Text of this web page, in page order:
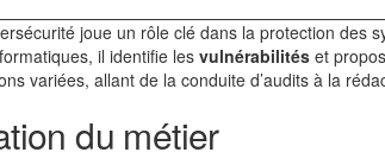
joue un rôle clé dans la protection des
il identifie les vulnérabilités et
variées, allant de la conduite d’audits à la
du métier